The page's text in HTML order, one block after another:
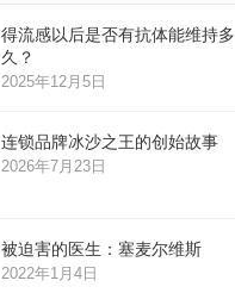
得流感以后是否有抗体能维持多
久？
2025年12月5日
连锁品牌冰沙之王的创始故事
2026年7月23日
被迫害的医生：塞麦尔维斯
2022年1月4日